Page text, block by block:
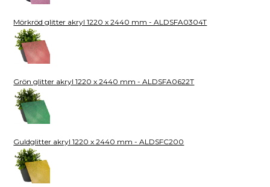
Mörkröd glitter akryl 1220 x 2440 mm - ALDSFA0304T
Grön glitter akryl 1220 x 2440 mm - ALDSFA0622T
Guldglitter akryl 1220 x 2440 mm - ALDSFC200